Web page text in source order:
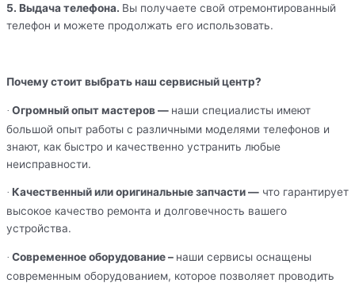
5. Выдача телефона. Вы получаете свой отремонтированный
телефон и можете продолжать его использовать.
Почему стоит выбрать наш сервисный центр?
Огромный опыт мастеров — наши специалисты имеют
большой опыт работы с различными моделями телефонов и
знают, как быстро и качественно устранить любые
неисправности.
Качественный или оригинальные запчасти — что гарантирует
высокое качество ремонта и долговечность вашего
устройства.
Современное оборудование – наши сервисы оснащены
современным оборудованием, которое позволяет проводить